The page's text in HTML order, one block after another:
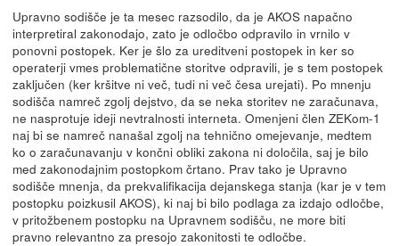
Upravno sodišče je ta mesec razsodilo, da je AKOS napačno
interpretiral zakonodajo, zato je odločbo odpravilo in vrnilo v
ponovni postopek. Ker je šlo za ureditveni postopek in ker so
operaterji vmes problematične storitve odpravili, je s tem postopek
zaključen (ker kršitve ni več, tudi ni več česa urejati). Po mnenju
sodišča namreč zgolj dejstvo, da se neka storitev ne zaračunava,
ne nasprotuje ideji nevtralnosti interneta. Omenjeni člen ZEKom-1
naj bi se namreč nanašal zgolj na tehnično omejevanje, medtem
ko o zaračunavanju v končni obliki zakona ni določila, saj je bilo
med zakonodajnim postopkom črtano. Prav tako je Upravno
sodišče mnenja, da prekvalifikacija dejanskega stanja (kar je v tem
postopku poizkusil AKOS), ki naj bi bilo podlaga za izdajo odločbe,
v pritožbenem postopku na Upravnem sodišču, ne more biti
pravno relevantno za presojo zakonitosti te odločbe.